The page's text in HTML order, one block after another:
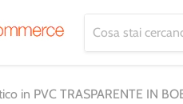
in PVC TRASPARENTE IN